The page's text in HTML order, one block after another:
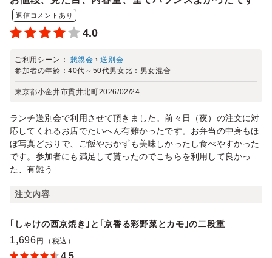
返信コメントあり
4.0
ご利用シーン： 懇親会 ›送別会
参加者の年齢：40代～50代男女比： 男女混合
東京都小金井市貫井北町2026/02/24
ランチ送別会で利用させて頂きました。前々日（夜）の注文に対
応してくれるお店でたいへん有難かったです。お弁当の中身もほ
ぼ写真どおりで、ご飯やおかずも美味しかったし食べやすかった
です。参加者にも満足して貰ったのでこちらを利用して良かっ
た、有難う...
注文内容
｢しゃけの西京焼き｣と｢京香る彩野菜とカモ｣の二段重
1,696 円（税込）
4.5